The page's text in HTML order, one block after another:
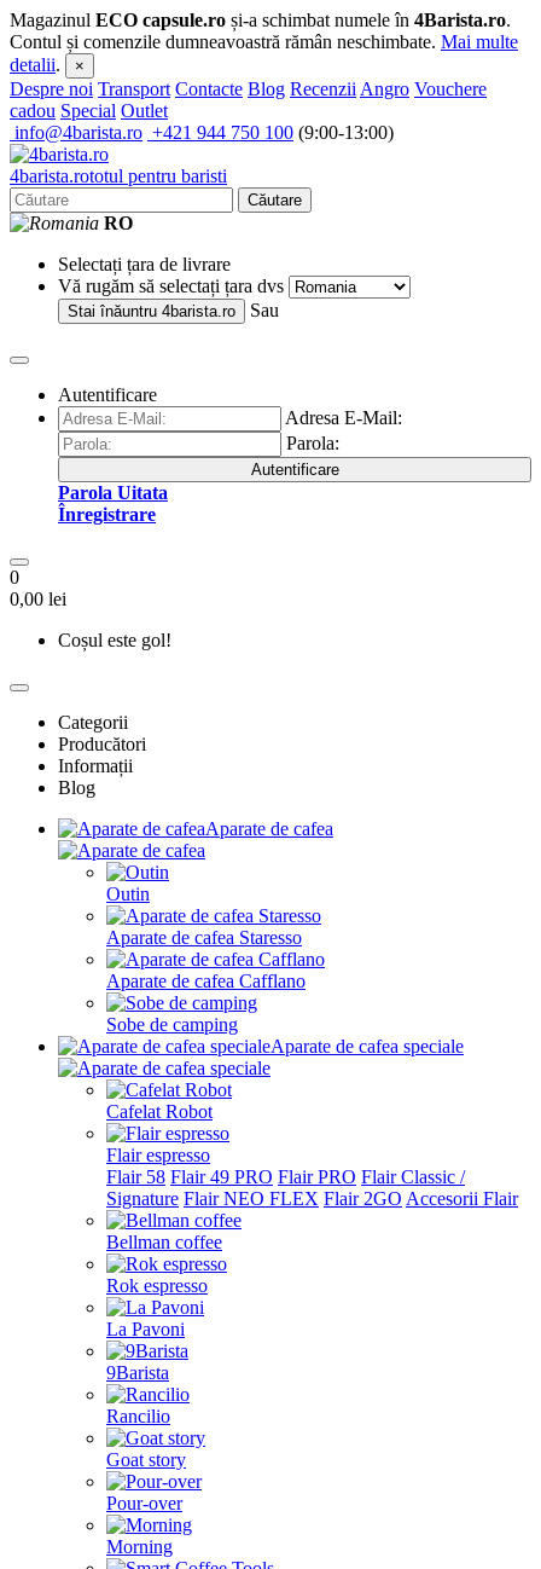
Magazinul ECO capsule.ro și-a schimbat numele în 4Barista.ro.
Contul și comenzile dumneavoastră rămân neschimbate. Mai multe
detalii. ×
Despre noi Transport Contacte Blog Recenzii Angro Vouchere
cadou Special Outlet
info@4barista.ro +421 944 750 100 (9:00-13:00)
4barista.rototul pentru baristi
Căutare
RO
Selectați țara de livrare
Vă rugăm să selectați țara dvs
Stai înăuntru 4barista.ro Sau
Autentificare
Adresa E-Mail:
Parola:
Autentificare
Parola Uitata
Înregistrare
0
0,00 lei
Coșul este gol!
Categorii
Producători
Informații
Blog
Aparate de cafea
Outin
Aparate de cafea Staresso
Aparate de cafea Cafflano
Sobe de camping
Aparate de cafea speciale
Cafelat Robot
Flair espresso
Flair 58 Flair 49 PRO Flair PRO Flair Classic /
Signature Flair NEO FLEX Flair 2GO Accesorii Flair
Bellman coffee
Rok espresso
La Pavoni
9Barista
Rancilio
Goat story
Pour-over
Morning